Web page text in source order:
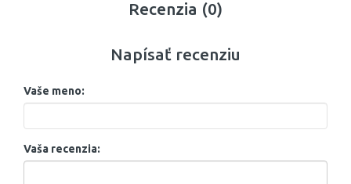
Recenzia (0)
Napísať recenziu
Vaše meno:
Vaša recenzia: